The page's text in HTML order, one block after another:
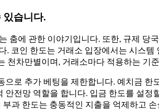
있습니다.
춤에 관한 이야기입니다. 또한, 규제 당
코인 한도는 거래소 입장에서는 시스
천차만별이며, 거래소마다 적용하는 기
로 추가 베팅을 제한합니다. 예치금
전망 역할을 합니다. 입금 한도를 설
과 한도는 충동적인 지출을 억제하고